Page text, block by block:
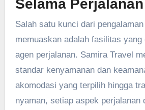
Selama Perjalanan
Salah satu kunci dari
memuaskan adalah fasilitas yang
agen perjalanan. Samira Travel
standar kenyamanan dan
akomodasi yang terpilih hingga
nyaman, setiap aspek perjalanan